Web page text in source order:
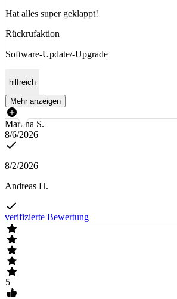
Hat alles super geklappt!
Rückrufaktion
Software-Update/-Upgrade
hilfreich
Mehr anzeigen
Martina S.
8/6/2026
8/2/2026
Andreas H.
verifizierte Bewertung
5